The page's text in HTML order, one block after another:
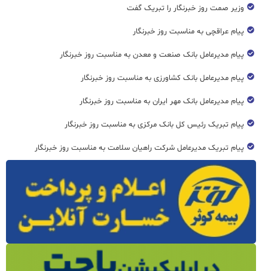
وزیر صمت روز خبرنگار را تبریک گفت
پیام عراقچی به مناسبت روز خبرنگار
پیام مدیرعامل بانک صنعت و معدن به مناسبت روز خبرنگار
پیام مدیرعامل بانک کشاورزی به مناسبت روز خبرنگار
پیام مدیرعامل بانک مهر ایران به مناسبت روز خبرنگار
پیام تبریک رئیس کل بانک مرکزی به مناسبت روز خبرنگار
پیام تبریک مدیرعامل شرکت راهیان سلامت به مناسبت روز خبرنگار